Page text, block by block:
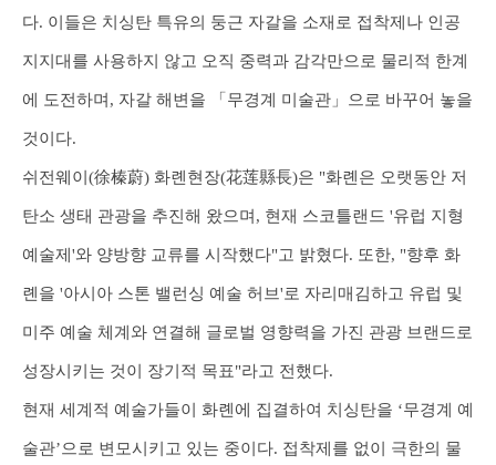
다. 이들은 치싱탄 특유의 둥근 자갈을 소재로 접착제나 인공
지지대를 사용하지 않고 오직 중력과 감각만으로 물리적 한계
에 도전하며, 자갈 해변을 「무경계 미술관」으로 바꾸어 놓을
것이다.
쉬전웨이(徐榛蔚) 화롄현장(花莲縣長)은 "화롄은 오랫동안 저
탄소 생태 관광을 추진해 왔으며, 현재 스코틀랜드 '유럽 지형
예술제'와 양방향 교류를 시작했다"고 밝혔다. 또한, "향후 화
롄을 '아시아 스톤 밸런싱 예술 허브'로 자리매김하고 유럽 및
미주 예술 체계와 연결해 글로벌 영향력을 가진 관광 브랜드로
성장시키는 것이 장기적 목표"라고 전했다.
현재 세계적 예술가들이 화롄에 집결하여 치싱탄을 ‘무경계 예
술관’으로 변모시키고 있는 중이다. 접착제를 없이 극한의 물